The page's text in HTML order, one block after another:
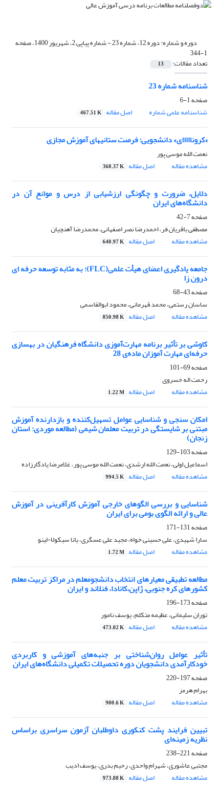
دوره و شماره: دوره 12، شماره 23 - شماره پیاپی 2، شهریور 1400، صفحه
1-344
تعداد مقالات: 13
شناسنامه شماره 23
صفحه1-6
شناسنامه علمی شماره
اصل مقاله 467.51 K
«کرونااااای» دانشجویی: فرصت ستانی‎های آموزش مجازی
نعمت الله موسی پور
مشاهده مقاله
اصل مقاله 368.37 K
دلایل، ضرورت و چگونگی ارزشیابی از درس و موانع آن در
دانشگاه‌های ایران
صفحه7-42
مصطفی باقریان فر، احمدرضا نصر اصفهانی، محمدرضا آهنچیان
مشاهده مقاله
اصل مقاله 640.97 K
جامعه یادگیری اعضای هیأت علمی(FLC)؛ به مثابه توسعه حرفه ای
درون زا
صفحه43-68
ساسان رستمی، محمد قهرمانی، محمود ابوالقاسمی
مشاهده مقاله
اصل مقاله 850.98 K
کاوشی بر تأثیر برنامه مهارت‌آموزی دانشگاه فرهنگیان در بهسازی
حرفه‌ای مهارت آموزان ماده‌ی 28
صفحه69-101
رحمت اله خسروی
مشاهده مقاله
اصل مقاله 1.22 M
امکان سنجی و شناسایی عوامل تسهیل‌کننده و بازدارنده آموزش
مبتنی بر شایستگی در تربیت معلمان شیمی (مطالعه موردی: استان
زنجان)
صفحه103-129
اسماعیل اولی، نعمت الله ارشدی، نعمت الله موسی پور، غلامرضا یادگارزاده
مشاهده مقاله
اصل مقاله 994.5 K
شناسایی و بررسی الگوهای خارجی آموزش کارآفرینی در آموزش
عالی و ارائه الگوی بومی برای ایران
صفحه131-171
سارا شهیدی، علی حسینی خواه، مجید علی عسگری، یانا سیکولا-لینو
مشاهده مقاله
اصل مقاله 1.72 M
مطالعه تطبیقی معیارهای انتخاب دانشجومعلم در مراکز تربیت معلم
کشورهای کره جنوبی، ژاپن،کانادا، فنلاند و ایران
صفحه173-196
توران سلیمانی، عظیمه متکلم، یوسف نامور
مشاهده مقاله
اصل مقاله 473.02 K
تأثیر عوامل روان‌شناختی بر جنبه‌های آموزشی و کاربردی
خودکارآمدی دانشجویان دوره تحصیلات تکمیلی دانشگاه‌های ایران
صفحه197-220
بهرام هرمز
مشاهده مقاله
اصل مقاله 900.6 K
تبیین فرایند پشت کنکوری داوطلبان آزمون سراسری براساس
نظریه زمینه‌ای
صفحه221-238
مجتبی عاشوری، شهرام واحدی، رحیم بدری، یوسف ادیب
مشاهده مقاله
اصل مقاله 973.88 K